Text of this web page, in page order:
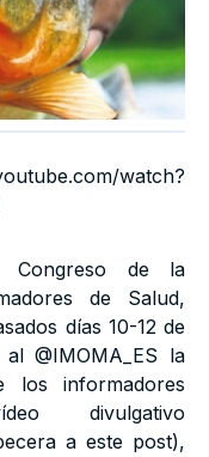
watch?
Congreso de la
de Salud,
días 10-12 de
@IMOMA_ES la
los informadores
divulgativo
a este post),